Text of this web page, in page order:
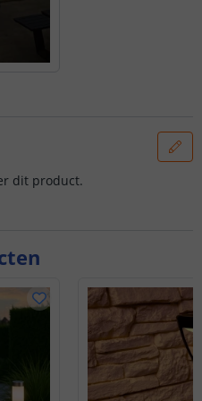
dit product.